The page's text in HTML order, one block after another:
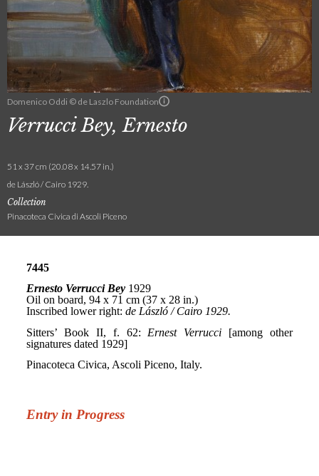
Domenico Oddi © de Laszlo Foundation
Verrucci Bey, Ernesto
51 x 37 cm (20.08 x 14.57 in.)
de László / Cairo 1929.
Collection
Pinacoteca Civica di Ascoli Piceno